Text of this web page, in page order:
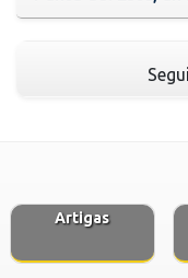
Artigas